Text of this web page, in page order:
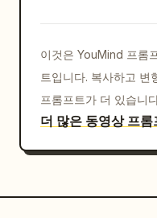
이것은 YouMind 프롬
트입니다. 복사하고 변
프롬프트가 더 있습니
더 많은 동영상 프롬